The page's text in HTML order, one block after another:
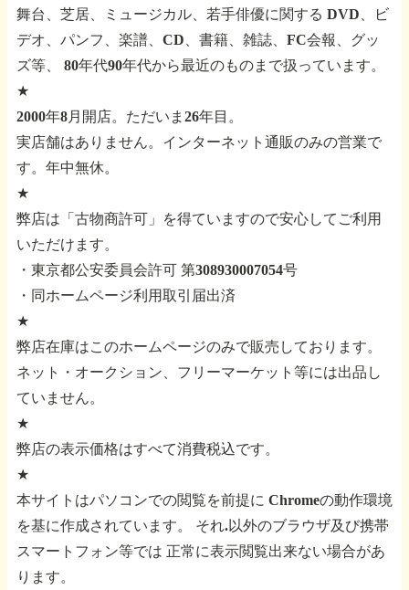
舞台、芝居、ミュージカル、若手俳優に関する DVD、ビ
デオ、パンフ、楽譜、CD、書籍、雑誌、FC会報、グッ
ズ等、
80年代90年代から最近のものまで扱っています。
★
2000年8月開店。ただいま26年目。
実店舗はありません。インターネット通販のみの営業で
す。年中無休。
★
弊店は「古物商許可」を得ていますので安心してご利用
いただけます。
・東京都公安委員会許可 第308930007054号
・同ホームページ利用取引届出済
★
弊店在庫はこのホームページのみで販売しております。
ネット・オークション、フリーマーケット等には出品し
ていません。
★
弊店の表示価格はすべて消費税込です。
★
本サイトはパソコンでの閲覧を前提に Chromeの動作環境
を基に作成されています。
それ.以外のブラウザ及び携帯
スマートフォン等では 正常に表示閲覧出来ない場合があ
ります。